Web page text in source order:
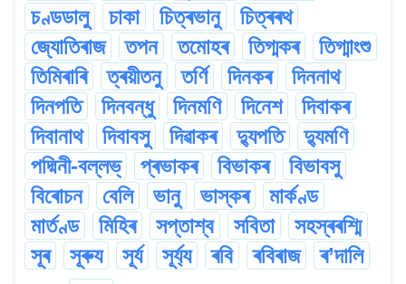
চণ্ডডালু
চাকা চিত্ৰভানু
চিত্ৰৰথ
জ্যোতিৰাজ
তপন তমোহৰ তিগ্মকৰ
তিগ্মাংশু
তিমিৰাৰি
ত্ৰয়ীতনু তৰ্ণি দিনকৰ
দিননাথ
দিনপতি
দিনবন্ধু দিনমণি দিনেশ
দিবাকৰ
দিবানাথ
দিবাবসু দিৱাকৰ দ্যুপতি
দ্যুমণি
পদ্মিনী-বল্লভ্
প্ৰভাকৰ বিভাকৰ
বিভাবসু
বিৰোচন
বেলি ভানু ভাস্কৰ
মাৰ্কণ্ড
মাৰ্তণ্ড
মিহিৰ সপ্তাশ্ব সবিতা
সহস্ৰৰশ্মি
সূৰ
সূৰুয সূৰ্য সূৰ্য্য ৰবি ৰবিৰাজ ৰ’দালি